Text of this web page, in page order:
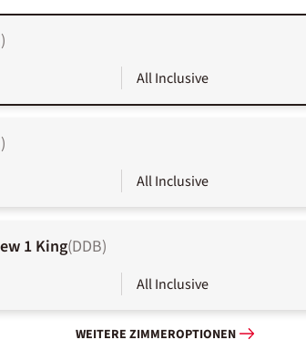
)
All Inclusive
)
All Inclusive
1 King(DDB)
All Inclusive
WEITERE ZIMMEROPTIONEN